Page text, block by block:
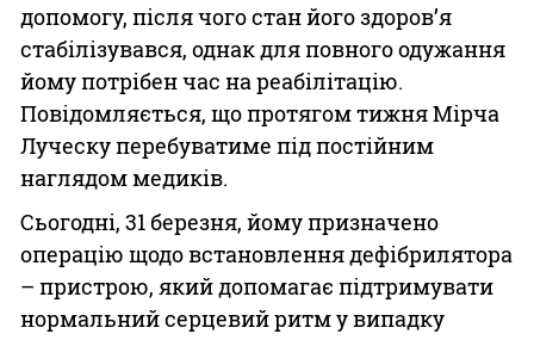
допомогу, після чого стан його здоров’я
стабілізувався, однак для повного одужання
йому потрібен час на реабілітацію.
Повідомляється, що протягом тижня Мірча
Луческу перебуватиме під постійним
наглядом медиків.
Сьогодні, 31 березня, йому призначено
операцію щодо встановлення дефібрилятора
– пристрою, який допомагає підтримувати
нормальний серцевий ритм у випадку